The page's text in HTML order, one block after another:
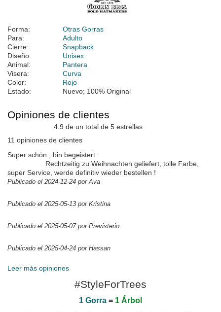
Forma:
Otras Gorras
Para:
Adulto
Cierre:
Snapback
Diseño:
Unisex
Animal:
Pantera
Visera:
Curva
Color:
Rojo
Estado:
Nuevo; 100% Original
Opiniones de clientes
4.9 de un total de 5 estrellas
11 opiniones de clientes
Super schön , bin begeistert
Rechtzeitig zu Weihnachten geliefert, tolle Farbe,
super Service, werde definitiv wieder bestellen !
Publicado el 2024-12-24 por Ava
Publicado el 2025-05-13 por Kristina
Publicado el 2025-05-07 por Previsterio
Publicado el 2025-04-24 por Hassan
Leer más opiniones
#StyleForTrees
1 Gorra = 1 Árbol